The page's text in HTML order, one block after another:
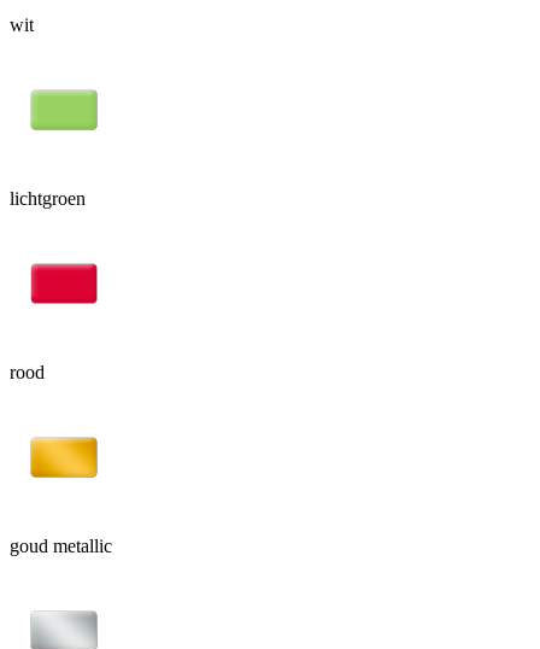
wit
lichtgroen
rood
goud metallic